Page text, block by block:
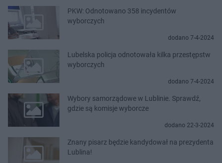
PKW: Odnotowano 358 incydentów
wyborczych
dodano 7-4-2024
Lubelska policja odnotowała kilka przestępstw
wyborczych
dodano 7-4-2024
Wybory samorządowe w Lublinie. Sprawdź,
gdzie są komisje wyborcze
dodano 22-3-2024
Znany pisarz będzie kandydował na prezydenta
Lublina!